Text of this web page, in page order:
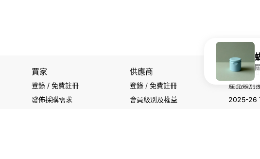
買家
登錄 / 免費註冊
發佈採購需求
供應商
登錄 /免費註冊
會員級別及權益
尋找產
產品類別
2025-26